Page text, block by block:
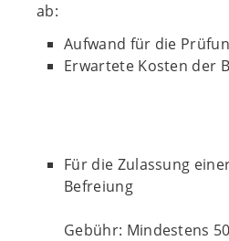
ab:
Aufwand für die
Erwartete Kosten der
Für die Zulassung
Befreiung
Gebühr: Mindestens